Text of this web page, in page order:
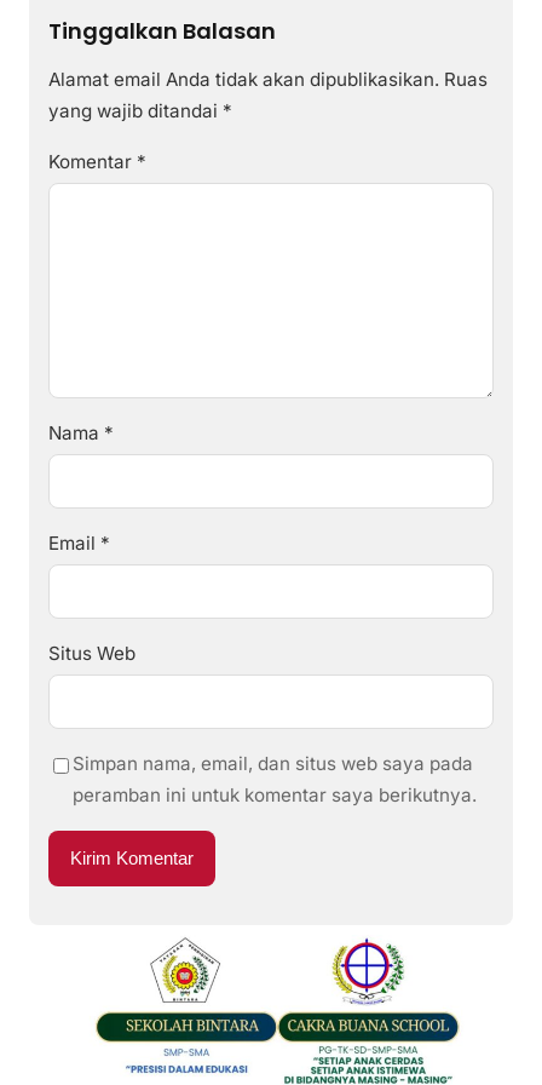
Tinggalkan Balasan
Alamat email Anda tidak akan dipublikasikan. Ruas
yang wajib ditandai *
Komentar *
Nama *
Email *
Situs Web
Simpan nama, email, dan situs web saya pada
peramban ini untuk komentar saya berikutnya.